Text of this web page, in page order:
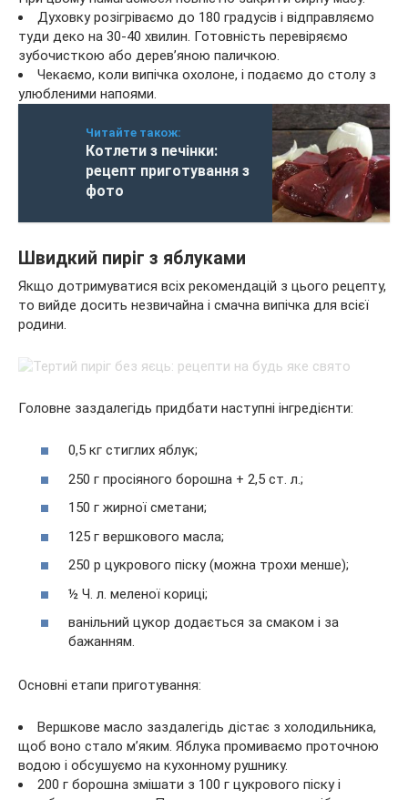
Духовку розігріваємо до 180 градусів і відправляємо
туди деко на 30-40 хвилин. Готовність перевіряємо
зубочисткою або дерев’яною паличкою.
Чекаємо, коли випічка охолоне, і подаємо до столу з
улюбленими напоями.
Читайте також:
Котлети з печінки:
рецепт приготування з
фото
Швидкий пиріг з яблуками
Якщо дотримуватися всіх рекомендацій з цього рецепту,
то вийде досить незвичайна і смачна випічка для всієї
родини.
Головне заздалегідь придбати наступні інгредієнти:
0,5 кг стиглих яблук;
250 г просіяного борошна + 2,5 ст. л.;
150 г жирної сметани;
125 г вершкового масла;
250 р цукрового піску (можна трохи менше);
½ Ч. л. меленої кориці;
ванільний цукор додається за смаком і за
бажанням.
Основні етапи приготування:
Вершкове масло заздалегідь дістає з холодильника,
щоб воно стало м’яким. Яблука промиваємо проточною
водою і обсушуємо на кухонному рушнику.
200 г борошна змішати з 100 г цукрового піску і